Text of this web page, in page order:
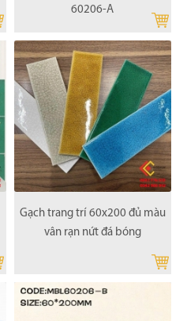
60206-A
Gạch trang trí 60x200 đủ màu
vân rạn nứt đá bóng